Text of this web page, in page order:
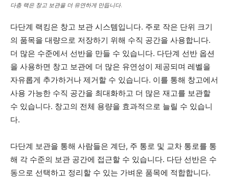
다층 랙은 창고 보관을 더 유연하게 만듭니다.
다단계 랙킹은 창고 보관 시스템입니다. 주로 작은 단위 크기
의 품목을 대량으로 저장하기 위해 수직 공간을 사용합니다.
더 많은 수준에서 선반을 만들 수 있습니다. 다단계 선반 옵션
을 사용하면 창고 보관에 더 많은 유연성이 제공되며 레벨을
자유롭게 추가하거나 제거할 수 있습니다. 이를 통해 창고에서
사용 가능한 수직 공간을 최대화하고 더 많은 재고를 보관할
수 있습니다. 창고의 전체 용량을 효과적으로 늘릴 수 있습니
다.
다단계 보관을 통해 사람들은 계단, 주 통로 및 교차 통로를 통
해 각 수준의 보관 공간에 접근할 수 있습니다. 다단 선반은 수
동으로 선택하고 정리할 수 있는 가벼운 품목에 적합합니다.